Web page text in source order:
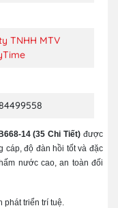
TNHH MTV
14 (35 Chi Tiết) được
cáp, độ đàn hồi tốt và đặc
nước cao, an toàn đối
phát triển trí tuệ.